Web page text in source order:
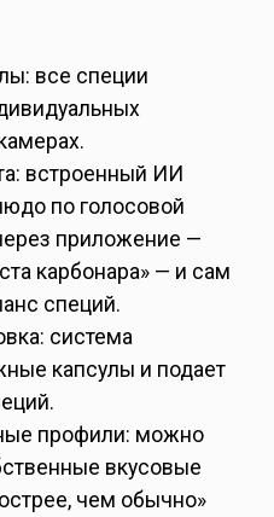
все специи
встроенный ИИ
по голосовой
приложение —
карбонара» — и сам
специй.
система
капсулы и подает
профили: можно
вкусовые
чем обычно»